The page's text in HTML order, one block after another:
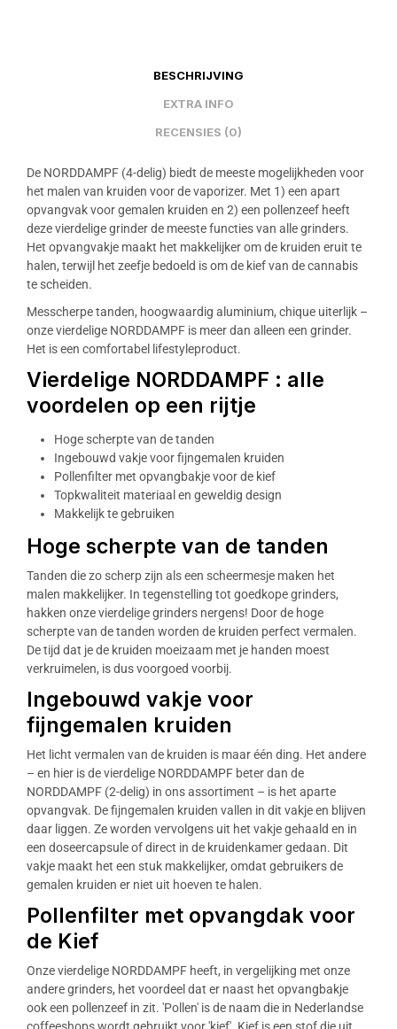
BESCHRIJVING
EXTRA INFO
RECENSIES (0)
De NORDDAMPF (4-delig) biedt de meeste mogelijkheden voor
het malen van kruiden voor de vaporizer. Met 1) een apart
opvangvak voor gemalen kruiden en 2) een pollenzeef heeft
deze vierdelige grinder de meeste functies van alle grinders.
Het opvangvakje maakt het makkelijker om de kruiden eruit te
halen, terwijl het zeefje bedoeld is om de kief van de cannabis
te scheiden.
Messcherpe tanden, hoogwaardig aluminium, chique uiterlijk –
onze vierdelige NORDDAMPF is meer dan alleen een grinder.
Het is een comfortabel lifestyleproduct.
Vierdelige NORDDAMPF : alle
voordelen op een rijtje
Hoge scherpte van de tanden
Ingebouwd vakje voor fijngemalen kruiden
Pollenfilter met opvangbakje voor de kief
Topkwaliteit materiaal en geweldig design
Makkelijk te gebruiken
Hoge scherpte van de tanden
Tanden die zo scherp zijn als een scheermesje maken het
malen makkelijker. In tegenstelling tot goedkope grinders,
hakken onze vierdelige grinders nergens! Door de hoge
scherpte van de tanden worden de kruiden perfect vermalen.
De tijd dat je de kruiden moeizaam met je handen moest
verkruimelen, is dus voorgoed voorbij.
Ingebouwd vakje voor
fijngemalen kruiden
Het licht vermalen van de kruiden is maar één ding. Het andere
– en hier is de vierdelige NORDDAMPF beter dan de
NORDDAMPF (2-delig) in ons assortiment – is het aparte
opvangvak. De fijngemalen kruiden vallen in dit vakje en blijven
daar liggen. Ze worden vervolgens uit het vakje gehaald en in
een doseercapsule of direct in de kruidenkamer gedaan. Dit
vakje maakt het een stuk makkelijker, omdat gebruikers de
gemalen kruiden er niet uit hoeven te halen.
Pollenfilter met opvangdak voor
de Kief
Onze vierdelige NORDDAMPF heeft, in vergelijking met onze
andere grinders, het voordeel dat er naast het opvangbakje
ook een pollenzeef in zit. 'Pollen' is de naam die in Nederlandse